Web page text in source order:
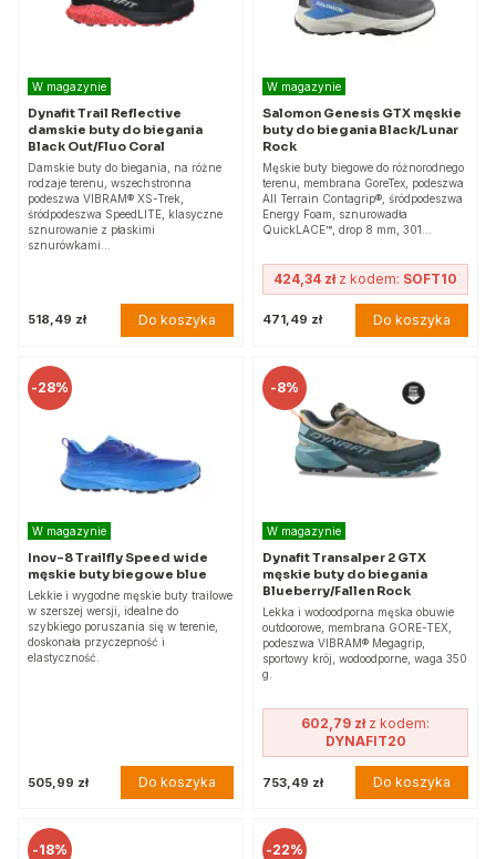
W magazynie
Dynafit Trail Reflective
damskie buty do biegania
Black Out/Fluo Coral
Damskie buty do biegania, na różne
rodzaje terenu, wszechstronna
podeszwa VIBRAM® XS-Trek,
śródpodeszwa SpeedLITE, klasyczne
sznurowanie z płaskimi
sznurówkami…
518,49 zł Do koszyka
W magazynie
Salomon Genesis GTX męskie
buty do biegania Black/Lunar
Rock
Męskie buty biegowe do różnorodnego
terenu, membrana GoreTex, podeszwa
All Terrain Contagrip®, śródpodeszwa
Energy Foam, sznurowadła
QuickLACE™, drop 8 mm, 301…
424,34 złz kodem: SOFT10
471,49 zł Do koszyka
-28%
W magazynie
Inov-8 Trailfly Speed wide
męskie buty biegowe blue
Lekkie i wygodne męskie buty trailowe
w szerszej wersji, idealne do
szybkiego poruszania się w terenie,
doskonała przyczepność i
elastyczność.
505,99 zł Do koszyka
-8%
W magazynie
Dynafit Transalper 2 GTX
męskie buty do biegania
Blueberry/Fallen Rock
Lekka i wodoodporna męska obuwie
outdoorowe, membrana GORE-TEX,
podeszwa VIBRAM® Megagrip,
sportowy krój, wodoodporne, waga 350
g.
602,79 złz kodem:
DYNAFIT20
753,49 zł Do koszyka
-18% -22%